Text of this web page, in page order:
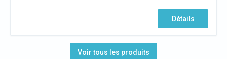
Détails
Voir tous les produits